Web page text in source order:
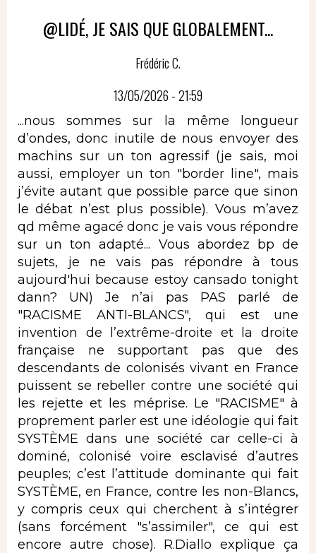
@LIDÉ, JE SAIS QUE GLOBALEMENT...
Frédéric C.
13/05/2026 - 21:59
...nous sommes sur la même longueur
d’ondes, donc inutile de nous envoyer des
machins sur un ton agressif (je sais, moi
aussi, employer un ton "border line", mais
j’évite autant que possible parce que sinon
le débat n’est plus possible). Vous m’avez
qd même agacé donc je vais vous répondre
sur un ton adapté... Vous abordez bp de
sujets, je ne vais pas répondre à tous
aujourd'hui because estoy cansado tonight
dann? UN) Je n’ai pas PAS parlé de
"RACISME ANTI-BLANCS", qui est une
invention de l’extrême-droite et la droite
française ne supportant pas que des
descendants de colonisés vivant en France
puissent se rebeller contre une société qui
les rejette et les méprise. Le "RACISME" à
proprement parler est une idéologie qui fait
SYSTÈME dans une société car celle-ci à
dominé, colonisé voire esclavisé d’autres
peuples; c’est l’attitude dominante qui fait
SYSTÈME, en France, contre les non-Blancs,
y compris ceux qui cherchent à s’intégrer
(sans forcément "s’assimiler", ce qui est
encore autre chose). R.Diallo explique ça